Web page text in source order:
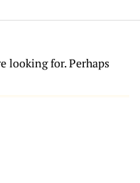
looking for. Perhaps